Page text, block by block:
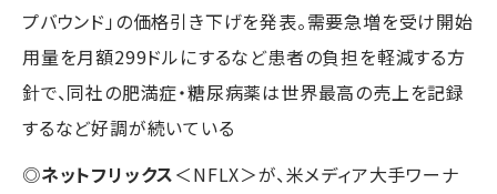
プバウンド」の価格引き下げを発表。需要急増を受け開始
用量を月額299ドルにするなど患者の負担を軽減する方
針で、同社の肥満症・糖尿病薬は世界最高の売上を記録
するなど好調が続いている
◎ネットフリックス＜NFLX＞が、米メディア大手ワーナ